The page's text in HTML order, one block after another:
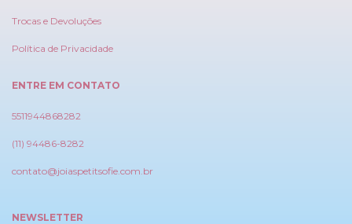
Trocas e Devoluções
Política de Privacidade
ENTRE EM CONTATO
5511944868282
(11) 94486-8282
contato@joiaspetitsofie.com.br
NEWSLETTER